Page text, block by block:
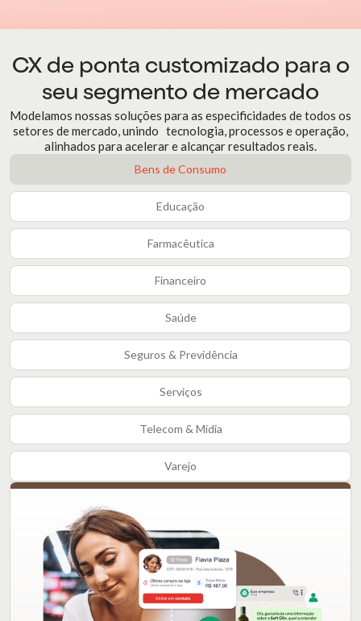
CX de ponta customizado para o
seu segmento de mercado
Modelamos nossas soluções para as especificidades de todos os
setores de mercado, unindo tecnologia, processos e operação,
alinhados para acelerar e alcançar resultados reais.
Bens de Consumo
Educação
Farmacêutica
Financeiro
Saúde
Seguros & Previdência
Serviços
Telecom & Mídia
Varejo